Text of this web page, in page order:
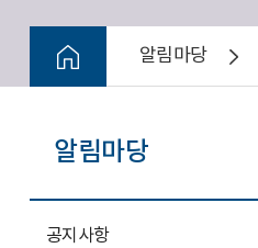
알림마당
알림마당
공지사항